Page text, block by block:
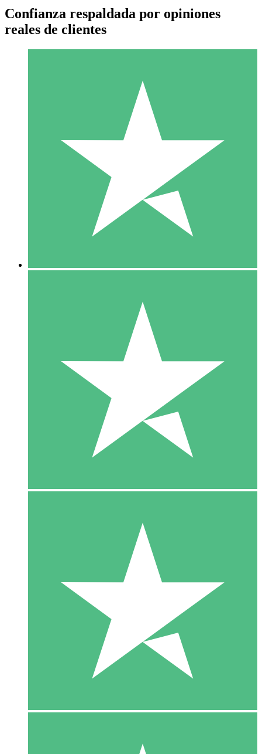
Paquetes de Créditos Individuales
Paga según el uso con créditos de descarga. Sin compromiso
10 00
10 Descargas
20 00
Confianza respaldada por opiniones
reales de clientes